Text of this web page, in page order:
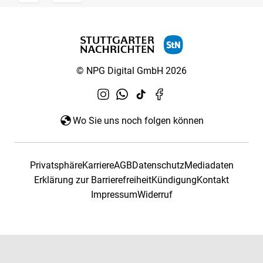
© NPG Digital GmbH 2026
Wo Sie uns noch folgen können
PrivatsphäreKarriereAGBDatenschutzMediadaten
Erklärung zur BarrierefreiheitKündigungKontakt
ImpressumWiderruf